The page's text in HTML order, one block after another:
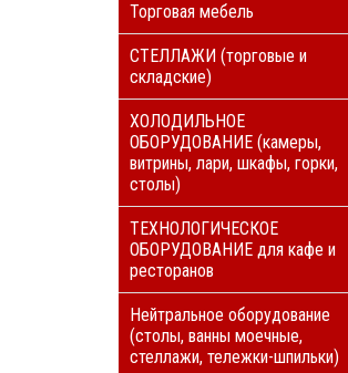
Торговая мебель
СТЕЛЛАЖИ (торговые и
складские)
ХОЛОДИЛЬНОЕ
ОБОРУДОВАНИЕ (камеры,
витрины, лари, шкафы, горки,
столы)
ТЕХНОЛОГИЧЕСКОЕ
ОБОРУДОВАНИЕ для кафе и
ресторанов
Нейтральное оборудование
(столы, ванны моечные,
стеллажи, тележки-шпильки)